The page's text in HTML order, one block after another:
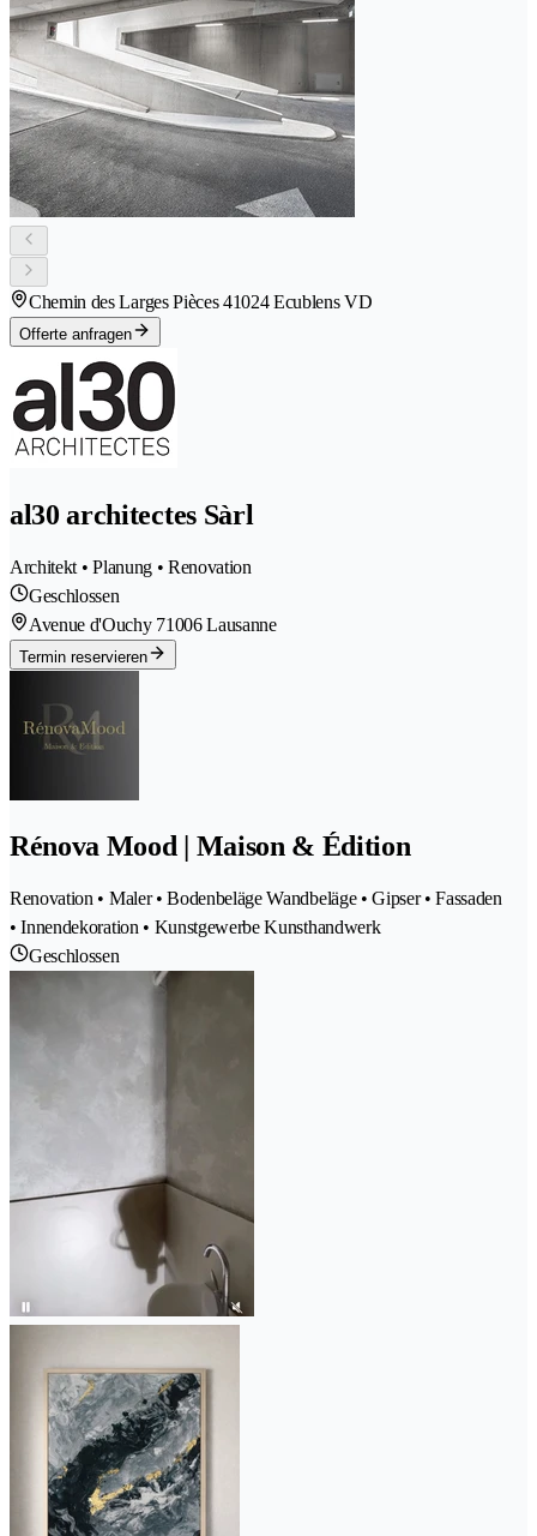
Chemin des Larges Pièces 41024 Ecublens VD
Offerte anfragen
al30 architectes Sàrl
Architekt • Planung • Renovation
Geschlossen
Avenue d'Ouchy 71006 Lausanne
Termin reservieren
Rénova Mood | Maison & Édition
Renovation • Maler • Bodenbeläge Wandbeläge • Gipser • Fassaden
• Innendekoration • Kunstgewerbe Kunsthandwerk
Geschlossen